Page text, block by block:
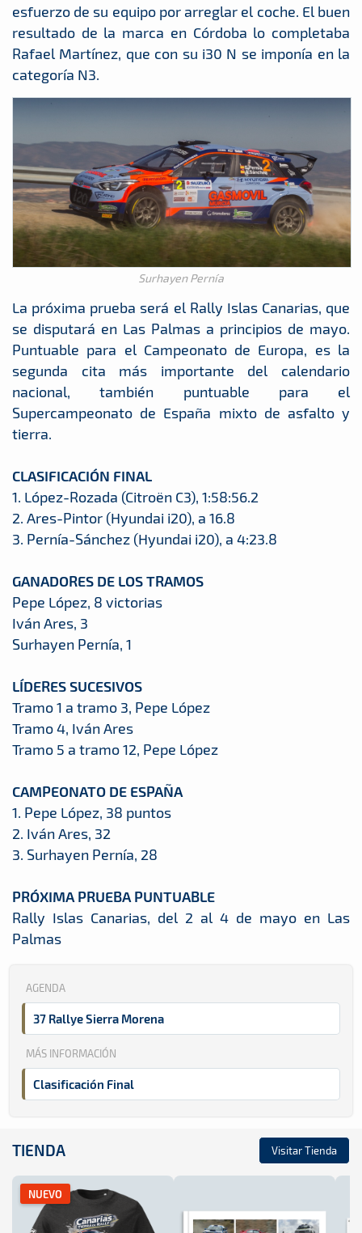
esfuerzo de su equipo por arreglar el coche. El buen
resultado de la marca en Córdoba lo completaba
Rafael Martínez, que con su i30 N se imponía en la
categoría N3.
Surhayen Pernía
La próxima prueba será el Rally Islas Canarias, que
se disputará en Las Palmas a principios de mayo.
Puntuable para el Campeonato de Europa, es la
segunda cita más importante del calendario
nacional, también puntuable para el
Supercampeonato de España mixto de asfalto y
tierra.
CLASIFICACIÓN FINAL
1. López-Rozada (Citroën C3), 1:58:56.2
2. Ares-Pintor (Hyundai i20), a 16.8
3. Pernía-Sánchez (Hyundai i20), a 4:23.8
GANADORES DE LOS TRAMOS
Pepe López, 8 victorias
Iván Ares, 3
Surhayen Pernía, 1
LÍDERES SUCESIVOS
Tramo 1 a tramo 3, Pepe López
Tramo 4, Iván Ares
Tramo 5 a tramo 12, Pepe López
CAMPEONATO DE ESPAÑA
1. Pepe López, 38 puntos
2. Iván Ares, 32
3. Surhayen Pernía, 28
PRÓXIMA PRUEBA PUNTUABLE
Rally Islas Canarias, del 2 al 4 de mayo en Las
Palmas
AGENDA
37 Rallye Sierra Morena
MÁS INFORMACIÓN
Clasificación Final
TIENDA Visitar Tienda
NUEVO